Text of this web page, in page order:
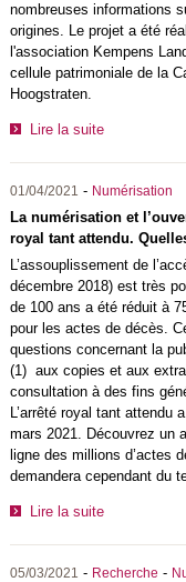
nombreuses informations
origines. Le projet a été
l'association Kempens
cellule patrimoniale de la
Hoogstraten.
Lire la suite
01/04/2021 - Numérisation
La numérisation et
royal tant attendu.
L’assouplissement de
décembre 2018) est très
de 100 ans a été réduit à
pour les actes de décès.
questions concernant la
(1) aux copies et aux
consultation à des fins
L’arrêté royal tant attendu
mars 2021. Découvrez un
ligne des millions d’actes
demandera cependant du
Lire la suite
05/03/2021 - Recherche -